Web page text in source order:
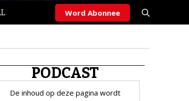
Word Abonnee
PODCAST
De inhoud op deze pagina wordt